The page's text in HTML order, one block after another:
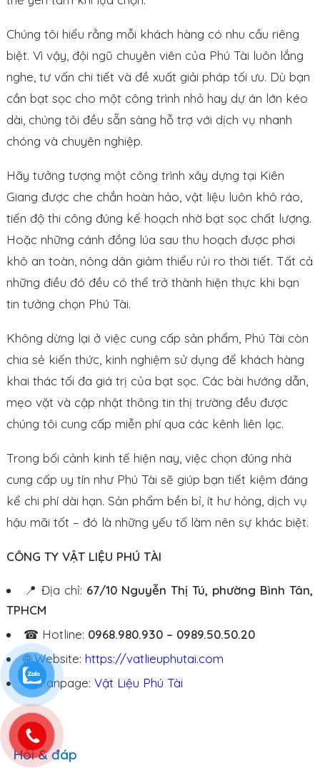
Chúng tôi hiểu rằng mỗi khách hàng có nhu cầu riêng
biệt. Vì vậy, đội ngũ chuyên viên của Phú Tài luôn lắng
nghe, tư vấn chi tiết và đề xuất giải pháp tối ưu. Dù bạn
cần bạt sọc cho một công trình nhỏ hay dự án lớn kéo
dài, chúng tôi đều sẵn sàng hỗ trợ với dịch vụ nhanh
chóng và chuyên nghiệp.
Hãy tưởng tượng một công trình xây dựng tại Kiên
Giang được che chắn hoàn hảo, vật liệu luôn khô ráo,
tiến độ thi công đúng kế hoạch nhờ bạt sọc chất lượng.
Hoặc những cánh đồng lúa sau thu hoạch được phơi
khô an toàn, nông dân giảm thiểu rủi ro thời tiết. Tất cả
những điều đó đều có thể trở thành hiện thực khi bạn
tin tưởng chọn Phú Tài.
Không dừng lại ở việc cung cấp sản phẩm, Phú Tài còn
chia sẻ kiến thức, kinh nghiệm sử dụng để khách hàng
khai thác tối đa giá trị của bạt sọc. Các bài hướng dẫn,
mẹo vặt và cập nhật thông tin thị trường đều được
chúng tôi cung cấp miễn phí qua các kênh liên lạc.
Trong bối cảnh kinh tế hiện nay, việc chọn đúng nhà
cung cấp uy tín như Phú Tài sẽ giúp bạn tiết kiệm đáng
kể chi phí dài hạn. Sản phẩm bền bỉ, ít hư hỏng, dịch vụ
hậu mãi tốt – đó là những yếu tố làm nên sự khác biệt.
CÔNG TY VẬT LIỆU PHÚ TÀI
📍 Địa chỉ: 67/10 Nguyễn Thị Tú, phường Bình Tân,
TPHCM
☎ Hotline: 0968.980.930 – 0989.50.50.20
🌐 Website: https://vatlieuphutai.com
👍 Fanpage: Vật Liệu Phú Tài
Hỏi & đáp